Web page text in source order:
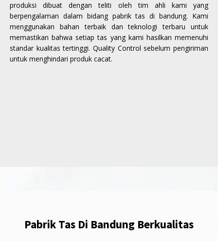
produksi dibuat dengan teliti oleh tim ahli kami yang
berpengalaman dalam bidang pabrik tas di bandung. Kami
menggunakan bahan terbaik dan teknologi terbaru untuk
memastikan bahwa setiap tas yang kami hasilkan memenuhi
standar kualitas tertinggi. Quality Control sebelum pengiriman
untuk menghindari produk cacat.
Pabrik Tas Di Bandung Berkualitas